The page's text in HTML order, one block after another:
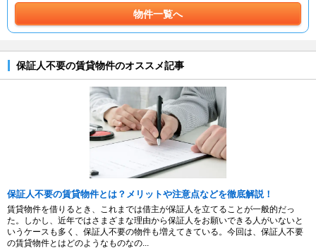
物件一覧へ
保証人不要の賃貸物件のオススメ記事
保証人不要の賃貸物件とは？メリットや注意点などを徹底解説！
賃貸物件を借りるとき、これまでは借主が保証人を立てることが一般的だっ
た。しかし、近年ではさまざまな理由から保証人をお願いできる人がいないと
いうケースも多く、保証人不要の物件も増えてきている。今回は、保証人不要
の賃貸物件とはどのようなものなの...